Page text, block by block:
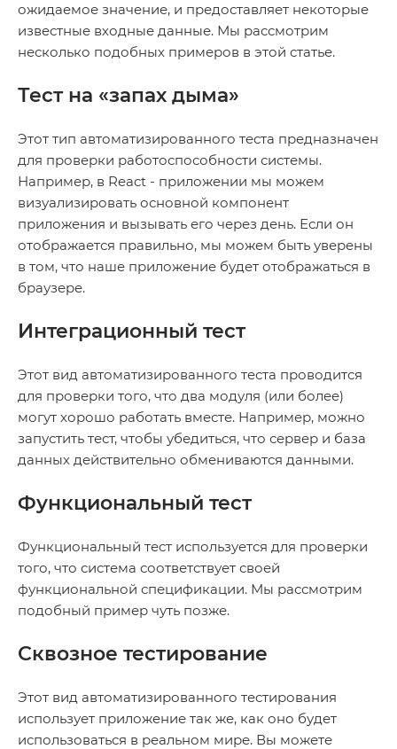
ожидаемое значение, и предоставляет некоторые
известные входные данные. Мы рассмотрим
несколько подобных примеров в этой статье.
Тест на «запах дыма»
Этот тип автоматизированного теста предназначен
для проверки работоспособности системы.
Например, в React - приложении мы можем
визуализировать основной компонент
приложения и вызывать его через день. Если он
отображается правильно, мы можем быть уверены
в том, что наше приложение будет отображаться в
браузере.
Интеграционный тест
Этот вид автоматизированного теста проводится
для проверки того, что два модуля (или более)
могут хорошо работать вместе. Например, можно
запустить тест, чтобы убедиться, что сервер и база
данных действительно обмениваются данными.
Функциональный тест
Функциональный тест используется для проверки
того, что система соответствует своей
функциональной спецификации. Мы рассмотрим
подобный пример чуть позже.
Сквозное тестирование
Этот вид автоматизированного тестирования
использует приложение так же, как оно будет
использоваться в реальном мире. Вы можете